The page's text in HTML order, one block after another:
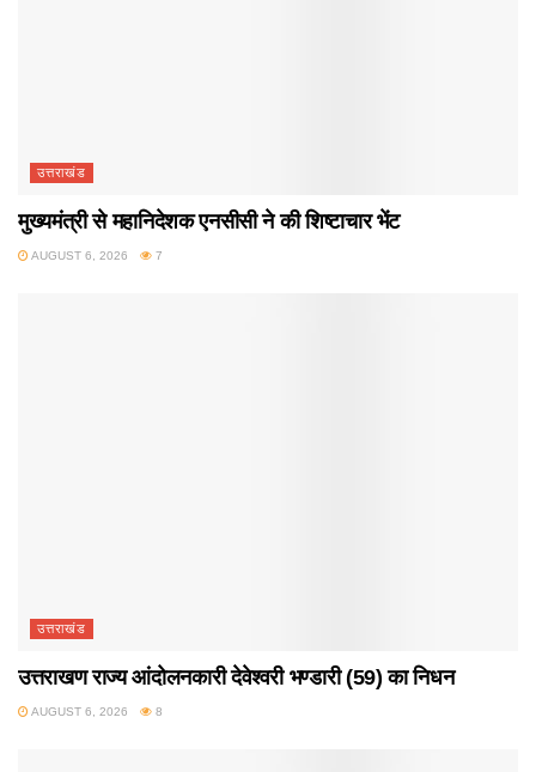
उत्तराखंड
मुख्यमंत्री से महानिदेशक एनसीसी ने की शिष्टाचार भेंट
AUGUST 6, 2026 7
उत्तराखंड
उत्तराखण राज्य आंदोलनकारी देवेश्वरी भण्डारी (59) का निधन
AUGUST 6, 2026 8